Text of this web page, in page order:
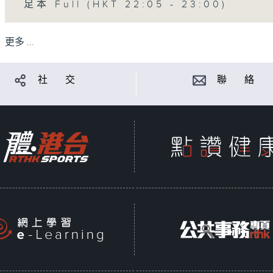
足本 Full (HKT 22:05 - 23:00)
更多 ...
社 交 聯 絡